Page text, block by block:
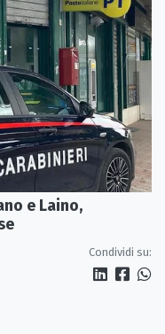
e Laino,
Condividi su: